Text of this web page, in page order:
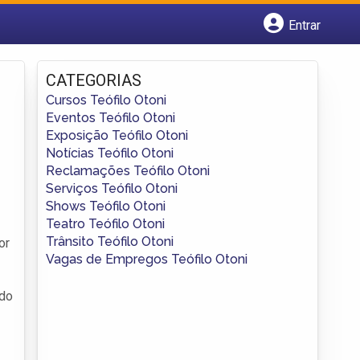
Entrar
Fazer login
Criar conta
CATEGORIAS
Cursos Teófilo Otoni
Eventos Teófilo Otoni
Exposição Teófilo Otoni
Notícias Teófilo Otoni
Reclamações Teófilo Otoni
Serviços Teófilo Otoni
Shows Teófilo Otoni
Teatro Teófilo Otoni
Trânsito Teófilo Otoni
Vagas de Empregos Teófilo Otoni